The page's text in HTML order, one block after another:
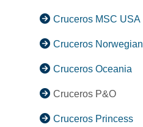
Cruceros MSC USA
Cruceros Norwegian
Cruceros Oceania
Cruceros P&O
Cruceros Princess